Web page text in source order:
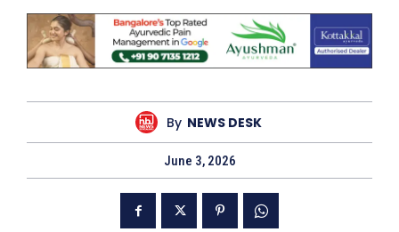
By NEWS DESK
June 3, 2026